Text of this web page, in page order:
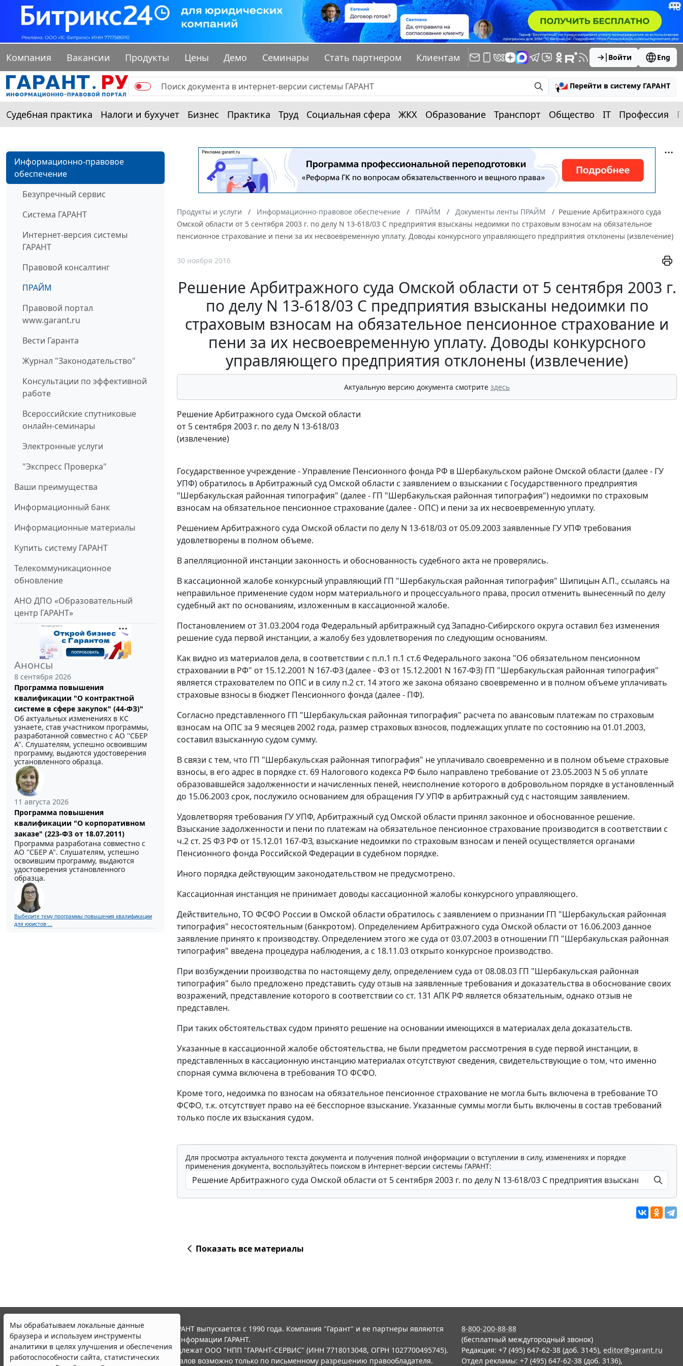
Компания Вакансии Продукты Цены Демо Семинары Стать партнером Клиентам Войти Eng
Перейти в систему ГАРАНТ
Судебная практика Налоги и бухучет Бизнес Практика Труд Социальная сфера ЖКХ Образование Транспорт Общество IT Профессия
Информационно-правовое
обеспечение
Безупречный сервис
Система ГАРАНТ
Интернет-версия системы
ГАРАНТ
Правовой консалтинг
ПРАЙМ
Правовой портал
www.garant.ru
Вести Гаранта
Журнал "Законодательство"
Консультации по эффективной
работе
Всероссийские спутниковые
онлайн-семинары
Электронные услуги
"Экспресс Проверка"
Ваши преимущества
Информационный банк
Информационные материалы
Купить систему ГАРАНТ
Телекоммуникационное
обновление
АНО ДПО «Образовательный
центр ГАРАНТ»
Анонсы
8 сентября 2026
Программа повышения
квалификации "О контрактной
системе в сфере закупок" (44-ФЗ)"
Об актуальных изменениях в КС
узнаете, став участником программы,
разработанной совместно с АО ''СБЕР
А". Слушателям, успешно освоившим
программу, выдаются удостоверения
установленного образца.
11 августа 2026
Программа повышения
квалификации "О корпоративном
заказе" (223-ФЗ от 18.07.2011)
Программа разработана совместно с
АО ''СБЕР А". Слушателям, успешно
освоившим программу, выдаются
удостоверения установленного
образца.
Выберите тему программы повышения квалификации
для юристов ...
Продукты и услуги Информационно-правовое обеспечение ПРАЙМ Документы ленты ПРАЙМ
Решение Арбитражного суда
Омской области от 5 сентября 2003 г. по делу N 13-618/03 С предприятия взысканы недоимки по страховым взносам на обязательное
пенсионное страхование и пени за их несвоевременную уплату. Доводы конкурсного управляющего предприятия отклонены (извлечение)
30 ноября 2016
Решение Арбитражного суда Омской области от 5 сентября 2003 г.
по делу N 13-618/03 С предприятия взысканы недоимки по
страховым взносам на обязательное пенсионное страхование и
пени за их несвоевременную уплату. Доводы конкурсного
управляющего предприятия отклонены (извлечение)
Актуальную версию документа смотрите здесь
Решение Арбитражного суда Омской области
от 5 сентября 2003 г. по делу N 13-618/03
(извлечение)
Государственное учреждение - Управление Пенсионного фонда РФ в Шербакульском районе Омской области (далее - ГУ
УПФ) обратилось в Арбитражный суд Омской области с заявлением о взыскании с Государственного предприятия
"Шербакульская районная типография" (далее - ГП "Шербакульская районная типография") недоимки по страховым
взносам на обязательное пенсионное страхование (далее - ОПС) и пени за их несвоевременную уплату.
Решением Арбитражного суда Омской области по делу N 13-618/03 от 05.09.2003 заявленные ГУ УПФ требования
удовлетворены в полном объеме.
В апелляционной инстанции законность и обоснованность судебного акта не проверялись.
В кассационной жалобе конкурсный управляющий ГП "Шербакульская районная типография" Шипицын А.П., ссылаясь на
неправильное применение судом норм материального и процессуального права, просил отменить вынесенный по делу
судебный акт по основаниям, изложенным в кассационной жалобе.
Постановлением от 31.03.2004 года Федеральный арбитражный суд Западно-Сибирского округа оставил без изменения
решение суда первой инстанции, а жалобу без удовлетворения по следующим основаниям.
Как видно из материалов дела, в соответствии с п.п.1 п.1 ст.6Федерального закона "Об обязательном пенсионном
страховании в РФ" от 15.12.2001 N 167-ФЗ (далее - ФЗ от 15.12.2001 N 167-ФЗ) ГП "Шербакульская районная типография"
является страхователем по ОПС и в силу п.2 ст. 14этого же закона обязано своевременно и в полном объеме уплачивать
страховые взносы в бюджет Пенсионного фонда (далее - ПФ).
Согласно представленного ГП "Шербакульская районная типография" расчета по авансовым платежам по страховым
взносам на ОПС за 9 месяцев 2002 года, размер страховых взносов, подлежащих уплате по состоянию на 01.01.2003,
составил взысканную судом сумму.
В связи с тем, что ГП "Шербакульская районная типография" не уплачивало своевременно и в полном объеме страховые
взносы, в его адрес в порядке ст. 69 Налогового кодекса РФ было направлено требование от 23.05.2003 N 5 об уплате
образовавшейся задолженности и начисленных пеней, неисполнение которого в добровольном порядке в установленный
до 15.06.2003 срок, послужило основанием для обращения ГУ УПФ в арбитражный суд с настоящим заявлением.
Удовлетворяя требования ГУ УПФ, Арбитражный суд Омской области принял законное и обоснованное решение.
Взыскание задолженности и пени по платежам на обязательное пенсионное страхование производится в соответствии с
ч.2 ст. 25ФЗ РФ от 15.12.01 167-ФЗ, взыскание недоимки по страховым взносам и пеней осуществляется органами
Пенсионного фонда Российской Федерации в судебном порядке.
Иного порядка действующим законодательством не предусмотрено.
Кассационная инстанция не принимает доводы кассационной жалобы конкурсного управляющего.
Действительно, ТО ФСФО России в Омской области обратилось с заявлением о признании ГП "Шербакульская районная
типография" несостоятельным (банкротом). Определением Арбитражного суда Омской области от 16.06.2003 данное
заявление принято к производству. Определением этого же суда от 03.07.2003 в отношении ГП "Шербакульская районная
типография" введена процедура наблюдения, а с 18.11.03 открыто конкурсное производство.
При возбуждении производства по настоящему делу, определением суда от 08.08.03 ГП "Шербакульская районная
типография" было предложено представить суду отзыв на заявленные требования и доказательства в обоснование своих
возражений, представление которого в соответствии со ст. 131 АПК РФ является обязательным, однако отзыв не
представлен.
При таких обстоятельствах судом принято решение на основании имеющихся в материалах дела доказательств.
Указанные в кассационной жалобе обстоятельства, не были предметом рассмотрения в суде первой инстанции, в
представленных в кассационную инстанцию материалах отсутствуют сведения, свидетельствующие о том, что именно
спорная сумма включена в требования ТО ФСФО.
Кроме того, недоимка по взносам на обязательное пенсионное страхование не могла быть включена в требование ТО
ФСФО, т.к. отсутствует право на её бесспорное взыскание. Указанные суммы могли быть включены в состав требований
только после их взыскания судом.
Для просмотра актуального текста документа и получения полной информации о вступлении в силу, изменениях и порядке
применения документа, воспользуйтесь поиском в Интернет-версии системы ГАРАНТ:
Показать все материалы
Мы обрабатываем локальные данные
браузера и используем инструменты
аналитики в целях улучшения и обеспечения
работоспособности сайта, статистических
© ООО "НПП "ГАРАНТ-СЕРВИС", 2026. Система ГАРАНТ выпускается с 1990 года. Компания "Гарант" и ее партнеры являются
участниками Российской ассоциации правовой информации ГАРАНТ.
Все права на материалы сайта ГАРАНТ.РУ принадлежат ООО "НПП "ГАРАНТ-СЕРВИС" (ИНН 7718013048, ОГРН 1027700495745).
Полное или частичное воспроизведение материалов возможно только по письменному разрешению правообладателя.
8-800-200-88-88
(бесплатный междугородный звонок)
Редакция: +7 (495) 647-62-38 (доб. 3145), editor@garant.ru
Отдел рекламы: +7 (495) 647-62-38 (доб. 3136),